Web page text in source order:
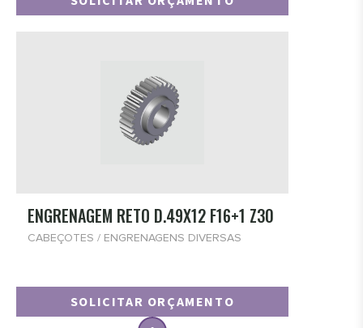
ENGRENAGEM RETO D.49X12 F16+1 Z30
CABEÇOTES / ENGRENAGENS DIVERSAS
SOLICITAR ORÇAMENTO